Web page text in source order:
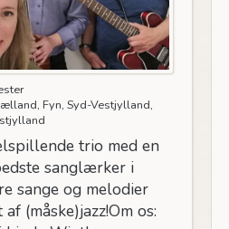
Fyn, Syd-Vestjylland,
trio med en
sanglærker i
sange og melodier
(måske)jazz!Om os: